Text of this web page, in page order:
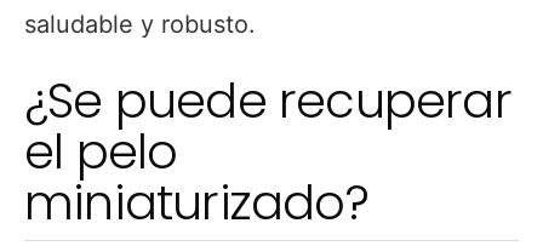
saludable y robusto.
¿Se puede recuperar
el pelo
miniaturizado?